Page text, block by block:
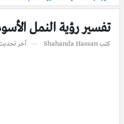
تفسير رؤية النمل
كتبShahanda Hassan آخر